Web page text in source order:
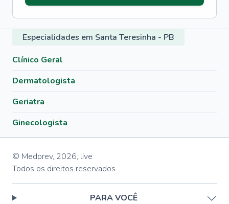
Especialidades em Santa Teresinha - PB
Clínico Geral
Dermatologista
Geriatra
Ginecologista
© Medprev, 2026, live
Todos os direitos reservados
PARA VOCÊ